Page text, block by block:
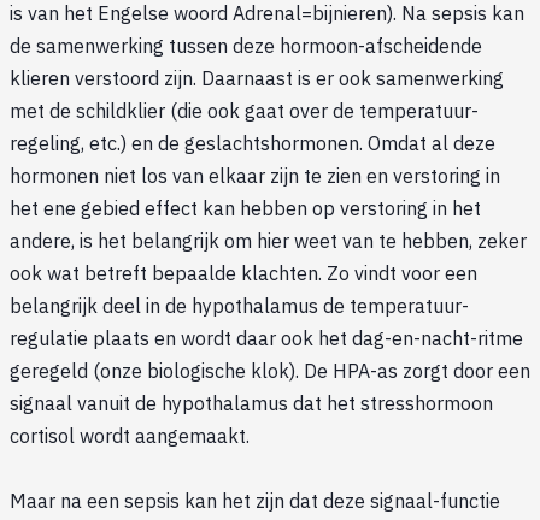
is van het Engelse woord Adrenal=bijnieren). Na sepsis kan
de samenwerking tussen deze hormoon-afscheidende
klieren verstoord zijn. Daarnaast is er ook samenwerking
met de schildklier (die ook gaat over de temperatuur-
regeling, etc.) en de geslachtshormonen. Omdat al deze
hormonen niet los van elkaar zijn te zien en verstoring in
het ene gebied effect kan hebben op verstoring in het
andere, is het belangrijk om hier weet van te hebben, zeker
ook wat betreft bepaalde klachten. Zo vindt voor een
belangrijk deel in de hypothalamus de temperatuur-
regulatie plaats en wordt daar ook het dag-en-nacht-ritme
geregeld (onze biologische klok). De HPA-as zorgt door een
signaal vanuit de hypothalamus dat het stresshormoon
cortisol wordt aangemaakt.
Maar na een sepsis kan het zijn dat deze signaal-functie